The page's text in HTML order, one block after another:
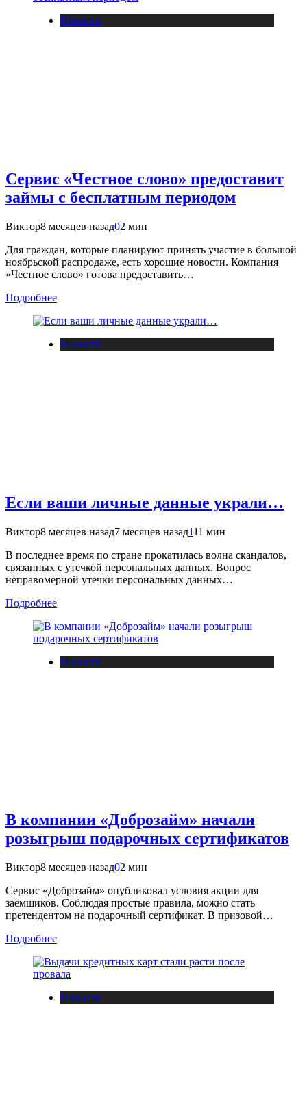
Новости
Сервис «Честное слово» предоставит
займы с бесплатным периодом
Виктор8 месяцев назад02 мин
Для граждан, которые планируют принять участие в большой
ноябрьской распродаже, есть хорошие новости. Компания
«Честное слово» готова предоставить…
Подробнее
Новости
Если ваши личные данные украли…
Виктор8 месяцев назад7 месяцев назад111 мин
В последнее время по стране прокатилась волна скандалов,
связанных с утечкой персональных данных. Вопрос
неправомерной утечки персональных данных…
Подробнее
Новости
В компании «Доброзайм» начали
розыгрыш подарочных сертификатов
Виктор8 месяцев назад02 мин
Сервис «Доброзайм» опубликовал условия акции для
заемщиков. Соблюдая простые правила, можно стать
претендентом на подарочный сертификат. В призовой…
Подробнее
Новости